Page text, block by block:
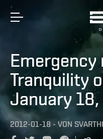
Tranquility
January
2012-01-18 - VON